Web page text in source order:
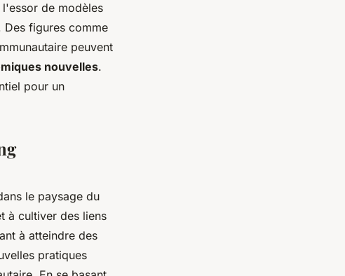
l'essor de modèles
Des figures comme
peuvent
nouvelles.
pour un
le paysage du
à cultiver des liens
à atteindre des
pratiques